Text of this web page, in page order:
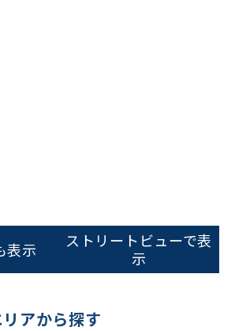
をお伝えいただくと
ーズにご案内できます
平日 9:00〜18:00
表示
ストリートビューで表
示
アから探す